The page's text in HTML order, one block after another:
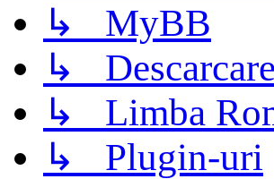
↳ MyBB
↳
↳ Limba
↳ Plugin-uri